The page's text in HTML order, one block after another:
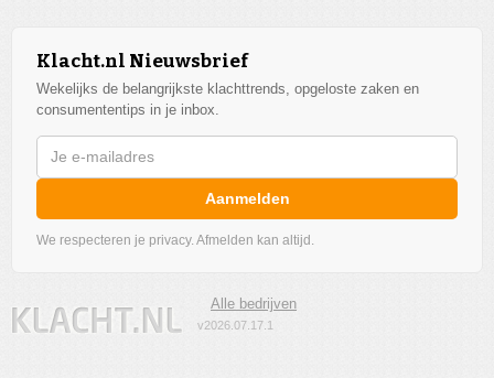
Klacht.nl Nieuwsbrief
Wekelijks de belangrijkste klachttrends, opgeloste zaken en
consumententips in je inbox.
Aanmelden
We respecteren je privacy. Afmelden kan altijd.
Alle bedrijven
v2026.07.17.1